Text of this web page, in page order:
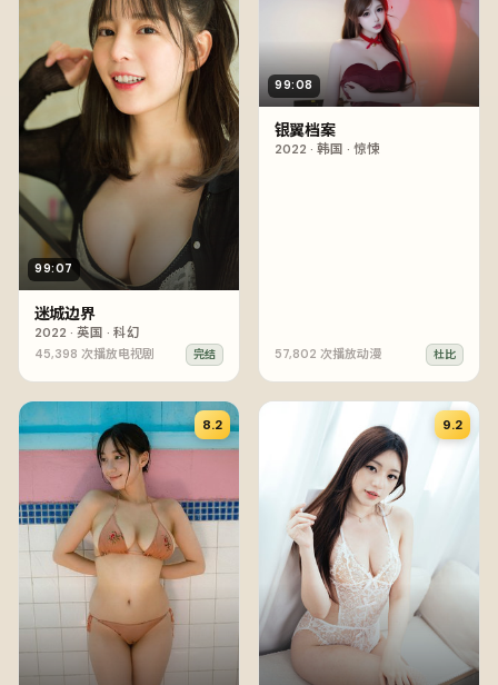
99:07
迷城边界
2022 · 英国 · 科幻
45,398 次播放电视剧 完结
99:08
银翼档案
2022 · 韩国 · 惊悚
57,802 次播放动漫 杜比
8.2 9.2